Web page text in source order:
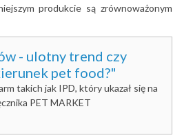
produkcie są zrównoważonym
- ulotny trend czy
pet food?"
takich jak IPD, który ukazał się na
PET MARKET